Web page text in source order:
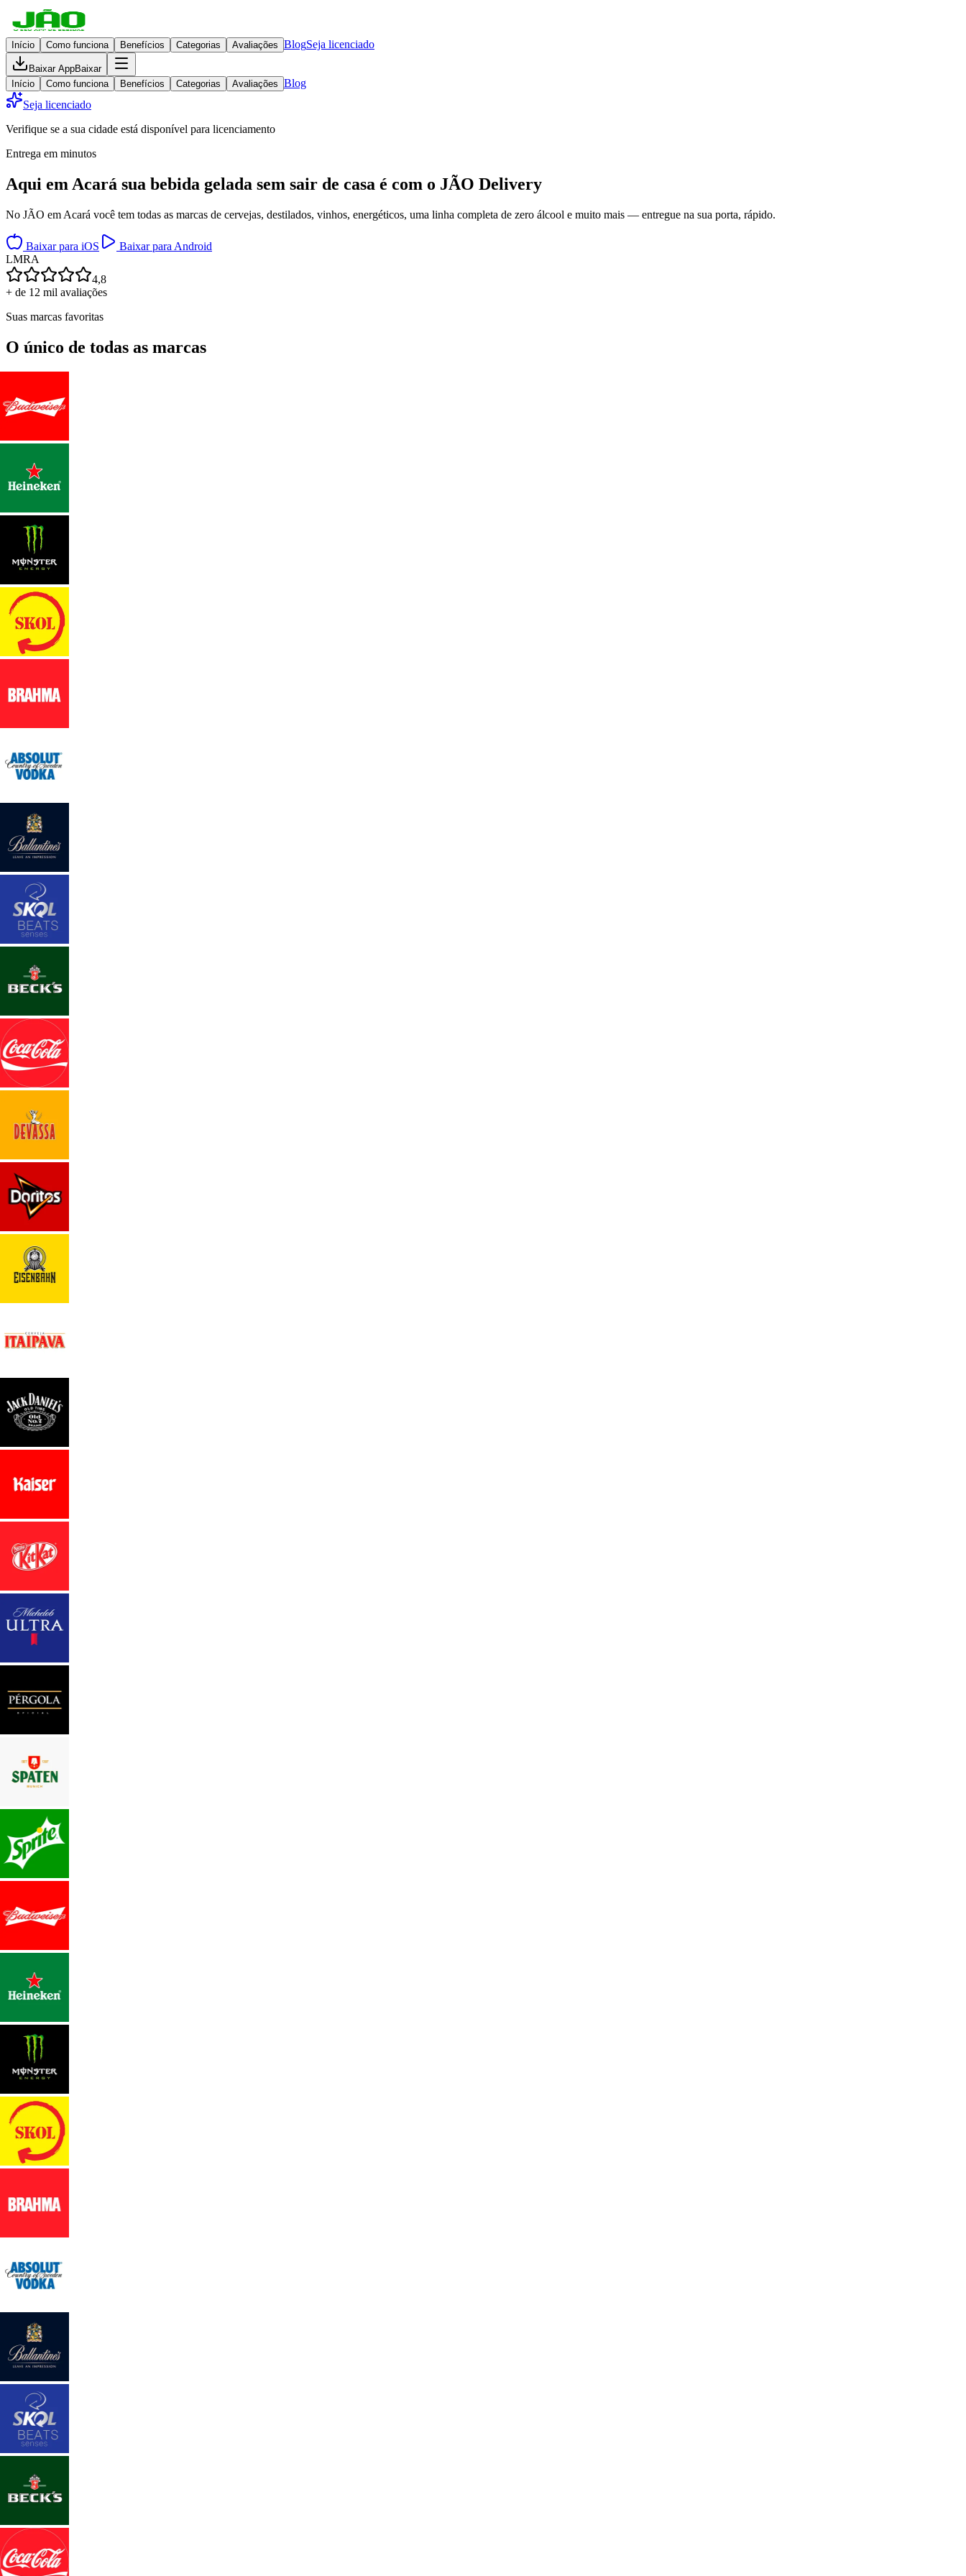
Início Como funciona Benefícios Categorias Avaliações BlogSeja licenciado
Baixar AppBaixar
Início
Como funciona Benefícios Categorias Avaliações Blog
Seja licenciado
Verifique se a sua cidade está disponível para licenciamento
Entrega em minutos
Aqui em Acará sua bebida gelada sem sair de casa é com o JÃO Delivery
No JÃO em Acará você tem todas as marcas de cervejas, destilados, vinhos, energéticos, uma linha completa de zero álcool e muito mais — entregue na sua porta, rápido.
Baixar para iOS
Baixar para Android
LMRA
4,8
+ de 12 mil avaliações
Suas marcas favoritas
O único de todas as marcas